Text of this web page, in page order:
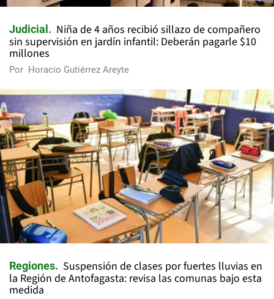
Judicial
Niña de 4 años recibió sillazo de compañero
sin supervisión en jardín infantil: Deberán pagarle $10
millones
Por Horacio Gutiérrez Areyte
Regiones
Suspensión de clases por fuertes lluvias en
la Región de Antofagasta: revisa las comunas bajo esta
medida